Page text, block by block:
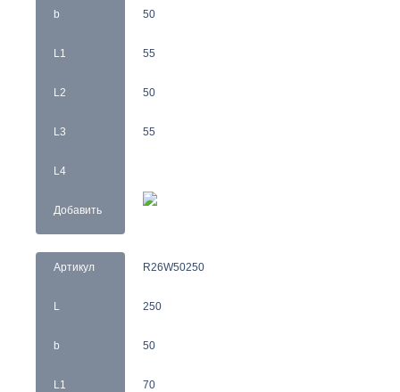
b
L1
L2
L3
L4
Добавить
50
55
50
55
Артикул
L
b
L1
R26W50250
250
50
70